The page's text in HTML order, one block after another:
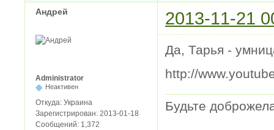
Андрей 2013-11-21
Administrator
Неактивен
Откуда: Украина
Зарегистрирован: 2013-01-18
Сообщений: 1,372
Да, Тарья -
http://
Будьте